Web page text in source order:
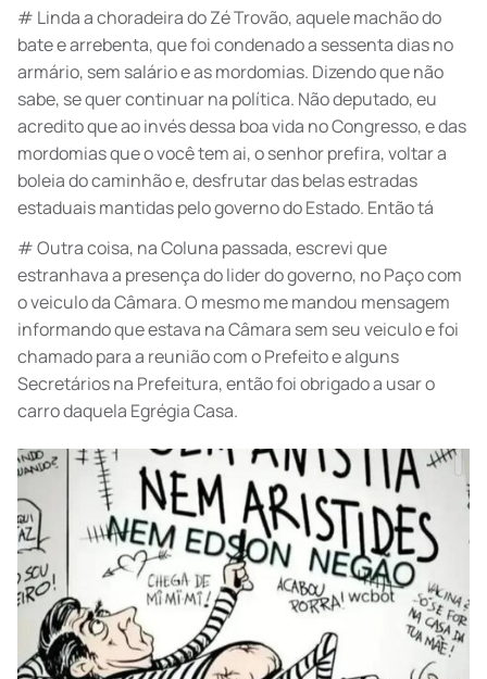
# Linda a choradeira do Zé Trovão, aquele machão do
bate e arrebenta, que foi condenado a sessenta dias no
armário, sem salário e as mordomias. Dizendo que não
sabe, se quer continuar na política. Não deputado, eu
acredito que ao invés dessa boa vida no Congresso, e das
mordomias que o você tem ai, o senhor prefira, voltar a
boleia do caminhão e, desfrutar das belas estradas
estaduais mantidas pelo governo do Estado. Então tá
# Outra coisa, na Coluna passada, escrevi que
estranhava a presença do lider do governo, no Paço com
o veiculo da Câmara. O mesmo me mandou mensagem
informando que estava na Câmara sem seu veiculo e foi
chamado para a reunião com o Prefeito e alguns
Secretários na Prefeitura, então foi obrigado a usar o
carro daquela Egrégia Casa.